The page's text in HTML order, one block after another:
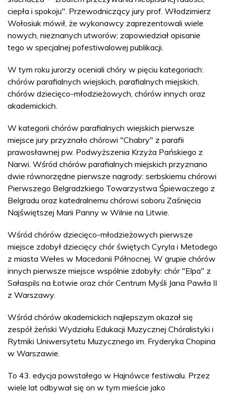
ciepła i spokoju". Przewodniczący jury prof. Włodzimierz
Wołosiuk mówił, że wykonawcy zaprezentowali wiele
nowych, nieznanych utworów; zapowiedział opisanie
tego w specjalnej pofestiwalowej publikacji.
W tym roku jurorzy oceniali chóry w pięciu kategoriach:
chórów parafialnych wiejskich, parafialnych miejskich,
chórów dziecięco-młodzieżowych, chórów innych oraz
akademickich.
W kategorii chórów parafialnych wiejskich pierwsze
miejsce jury przyznało chórowi "Chabry" z parafii
prawosławnej pw. Podwyższenia Krzyża Pańskiego z
Narwi. Wśród chórów parafialnych miejskich przyznano
dwie równorzędne pierwsze nagrody: serbskiemu chórowi
Pierwszego Belgradzkiego Towarzystwa Śpiewaczego z
Belgradu oraz katedralnemu chórowi soboru Zaśnięcia
Najświętszej Marii Panny w Wilnie na Litwie.
Wśród chórów dziecięco-młodzieżowych pierwsze
miejsce zdobył dziecięcy chór świętych Cyryla i Metodego
z miasta Wełes w Macedonii Północnej. W grupie chórów
innych pierwsze miejsce wspólnie zdobyły: chór "Elpa" z
Sałaspils na Łotwie oraz chór Centrum Myśli Jana Pawła II
z Warszawy.
Wśród chórów akademickich najlepszym okazał się
zespół żeński Wydziału Edukacji Muzycznej Chóralistyki i
Rytmiki Uniwersytetu Muzycznego im. Fryderyka Chopina
w Warszawie.
To 43. edycja powstałego w Hajnówce festiwalu. Przez
wiele lat odbywał się on w tym mieście jako